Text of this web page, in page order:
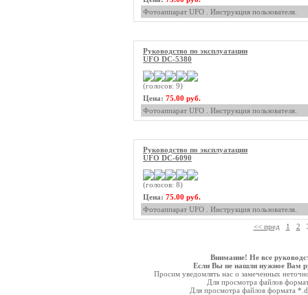
Фотоаппарат UFO . Инструкция пользователя.
Руководство по эксплуатации
UFO DC-5380
(голосов: 9)
Цена: 75.00 руб.
Фотоаппарат UFO . Инструкция пользователя.
Руководство по эксплуатации
UFO DC-6090
(голосов: 8)
Цена: 75.00 руб.
Фотоаппарат UFO . Инструкция пользователя.
<< пред 1 2
Внимание! Не все
Если Вы не нашли нужное Вам
Просим уведомлять нас о замеченных
Для просмотра файлов
Для просмотра файлов формата